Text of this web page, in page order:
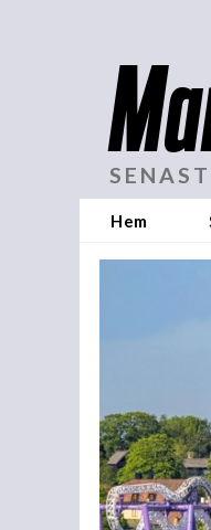
Hem